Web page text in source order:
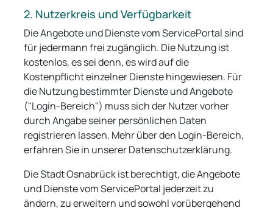
2. Nutzerkreis und Verfügbarkeit
Die Angebote und Dienste vom ServicePortal sind
für jedermann frei zugänglich. Die Nutzung ist
kostenlos, es sei denn, es wird auf die
Kostenpflicht einzelner Dienste hingewiesen. Für
die Nutzung bestimmter Dienste und Angebote
("Login-Bereich") muss sich der Nutzer vorher
durch Angabe seiner persönlichen Daten
registrieren lassen. Mehr über den Login-Bereich,
erfahren Sie in unserer Datenschutzerklärung.
Die Stadt Osnabrück ist berechtigt, die Angebote
und Dienste vom ServicePortal jederzeit zu
ändern, zu erweitern und sowohl vorübergehend